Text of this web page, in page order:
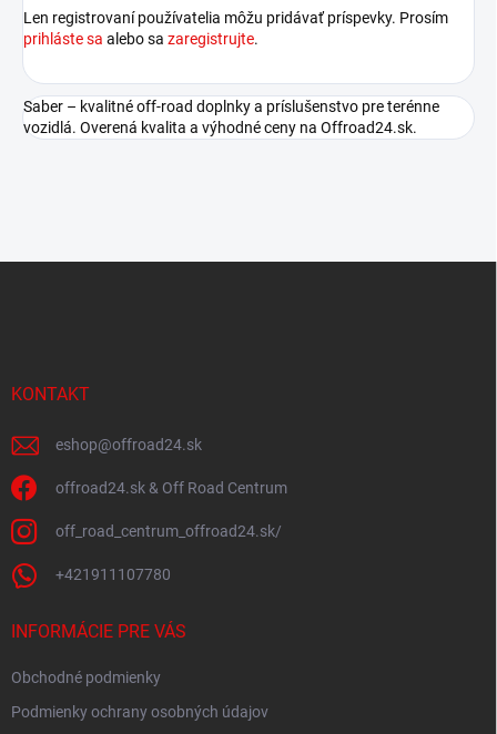
Len registrovaní používatelia môžu pridávať príspevky. Prosím
prihláste sa alebo sa zaregistrujte.
Saber – kvalitné off-road doplnky a príslušenstvo pre terénne
vozidlá. Overená kvalita a výhodné ceny na Offroad24.sk.
KONTAKT
eshop@offroad24.sk
offroad24.sk & Off Road Centrum
off_road_centrum_offroad24.sk/
+421911107780
INFORMÁCIE PRE VÁS
Obchodné podmienky
Podmienky ochrany osobných údajov